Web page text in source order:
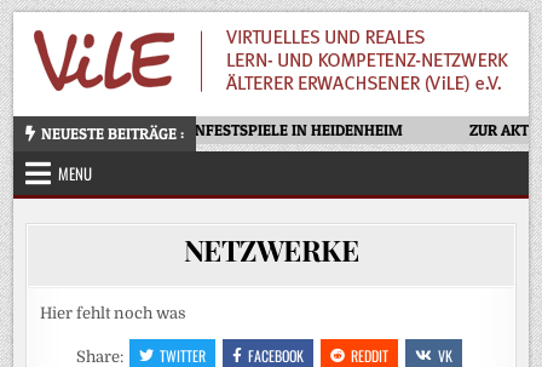
Skip
to
content
NEUESTE BEITRÄGE :
OTELLO – OPERNFESTSPIELE IN HEIDENHEIM ZUR
MENU
NETZWERKE
Hier fehlt noch was
Share: TWITTER FACEBOOK REDDIT
VK